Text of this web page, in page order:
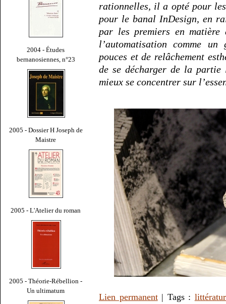
2004 - Études
bernanosiennes, n°23
2005 - Dossier H Joseph de
Maistre
2005 - L'Atelier du roman
2005 - Théorie-Rébellion -
Un ultimatum
rationnelles, il a opté pour
pour le banal InDesign, en
par les premiers en matière
l’automatisation comme
pouces et de relâchement
de se décharger de la
mieux se concentrer sur
Lien permanent| Tags :